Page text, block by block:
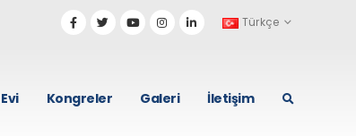
Türkçe
Kongreler Galeri İletişim